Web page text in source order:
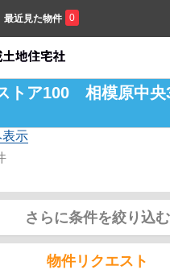
最近見た物件 0
トア100 相模原中央
示
さらに条件を絞り込む
物件リクエスト